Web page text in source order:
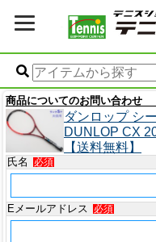
商品についてのお問い合わせ
ダンロップ シ
DUNLOP CX
【送料無料】
氏名 必須
Eメールアドレス 必須